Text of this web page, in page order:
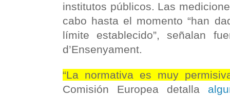
institutos públicos. Las
cabo hasta el momento “han
límite establecido”, señalan
d’Ensenyament.
“La normativa es muy
Comisión Europea detalla